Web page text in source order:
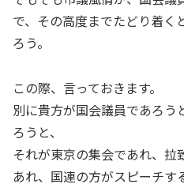
で、その高度までたどり着く
ろう。
この際、言っておきます。
別に貴方が国会議員であろう
ろうと、
それが東京の集会であれ、
あれ、国連の方がスピーチす